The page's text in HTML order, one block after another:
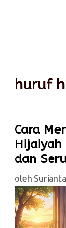
huruf
Cara
Hijaiyah
dan
oleh Surianta